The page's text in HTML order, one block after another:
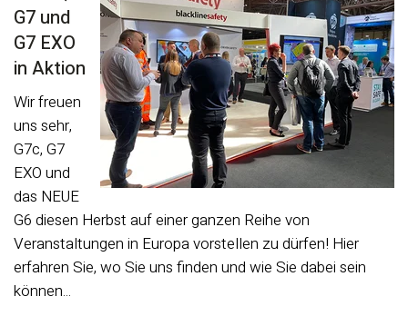
G7 und
G7 EXO
in Aktion
Wir freuen
uns sehr,
G7c, G7
EXO und
das NEUE
G6 diesen Herbst auf einer ganzen Reihe von
Veranstaltungen in Europa vorstellen zu dürfen! Hier
erfahren Sie, wo Sie uns finden und wie Sie dabei sein
können...